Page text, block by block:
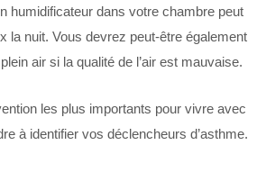
humidificateur dans votre chambre peut
la nuit. Vous devrez peut-être également
air si la qualité de l’air est mauvaise.
les plus importants pour vivre avec
à identifier vos déclencheurs d’asthme.